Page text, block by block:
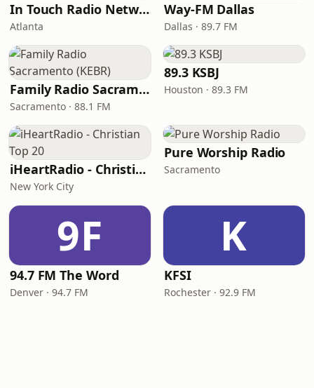
In Touch Radio Network
Atlanta
Way-FM Dallas
Dallas · 89.7 FM
Family Radio Sacramento (KEBR)
Sacramento · 88.1 FM
89.3 KSBJ
Houston · 89.3 FM
iHeartRadio - Christian Top 20
New York City
Pure Worship Radio
Sacramento
9F
94.7 FM The Word
Denver · 94.7 FM
K
KFSI
Rochester · 92.9 FM